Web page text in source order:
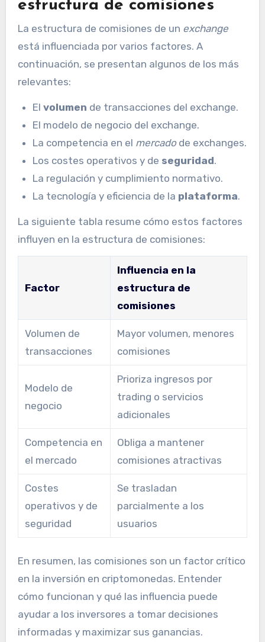
estructura de comisiones
La estructura de comisiones de un exchange
está influenciada por varios factores. A
continuación, se presentan algunos de los más
relevantes:
Elvolumen de transacciones del exchange.
El modelo de negocio del exchange.
La competencia en el mercadode exchanges.
Los costes operativos y de seguridad.
La regulación y cumplimiento normativo.
La tecnología y eficiencia de la plataforma.
La siguiente tabla resume cómo estos factores
influyen en la estructura de comisiones:
Factor
Influencia en la
estructura de
comisiones
Volumen de
transacciones
Mayor volumen, menores
comisiones
Modelo de
negocio
Prioriza ingresos por
trading o servicios
adicionales
Competencia en
el mercado
Obliga a mantener
comisiones atractivas
Costes
operativos y de
seguridad
Se trasladan
parcialmente a los
usuarios
En resumen, las comisiones son un factor crítico
en la inversión en criptomonedas. Entender
cómo funcionan y qué las influencia puede
ayudar a los inversores a tomar decisiones
informadas y maximizar sus ganancias.